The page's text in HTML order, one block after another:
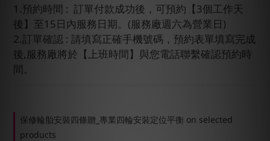
1.預約時間 :  訂單付款成功後，可預約【3個工作天
後】至15日內服務日期。(服務廠週六為營業日)
2.訂單確認 : 請填寫正確手機號碼，預約表單填寫完成
後,服務廠將於【上班時間】與您電話聯繫確認預約時
間。
保修輪胎安裝四條贈_專業四輪安裝定位平衡 on selected
products